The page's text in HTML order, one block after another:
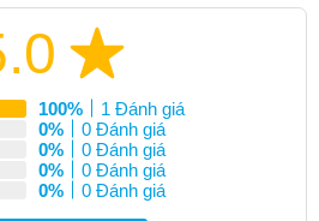
100%
1 Đánh giá
0%
0 Đánh giá
0%
0 Đánh giá
0%
0 Đánh giá
0% 0 Đánh giá